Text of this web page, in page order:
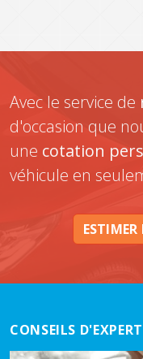
Avec le service de
d'occasion que
une cotation
véhicule en
CONSEILS